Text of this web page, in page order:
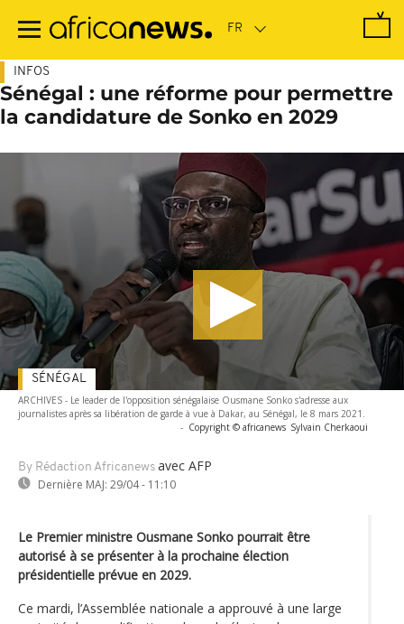
contenu
INFOS
Sénégal : une réforme pour permettre
la candidature de Sonko en 2029
ARCHIVES - Le leader de l'opposition sénégalaise Ousmane Sonko s'adresse aux
journalistes après sa libération de garde à vue à Dakar, au Sénégal, le 8 mars 2021.
- Copyright © africanews Sylvain Cherkaoui
By Rédaction Africanews avec AFP
Dernière MAJ: 29/04 - 11:10
SÉNÉGAL
Le Premier ministre Ousmane Sonko pourrait être
autorisé à se présenter à la prochaine élection
présidentielle prévue en 2029.
Ce mardi, l’Assemblée nationale a approuvé à une large